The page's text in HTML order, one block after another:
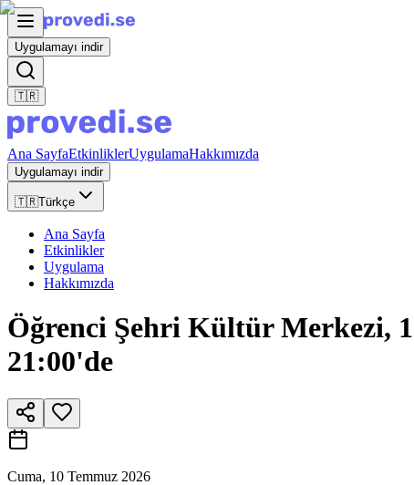
Uygulamayı indir
🇹🇷
Ana SayfaEtkinliklerUygulamaHakkımızda
Uygulamayı indir
🇹🇷Türkçe
Ana Sayfa
Etkinlikler
Uygulama
Hakkımızda
Öğrenci Şehri Kültür Merkezi,
21:00'de
Cuma, 10 Temmuz 2026